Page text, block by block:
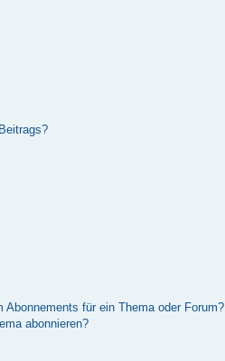
für ein Thema oder Forum?
abonnieren?